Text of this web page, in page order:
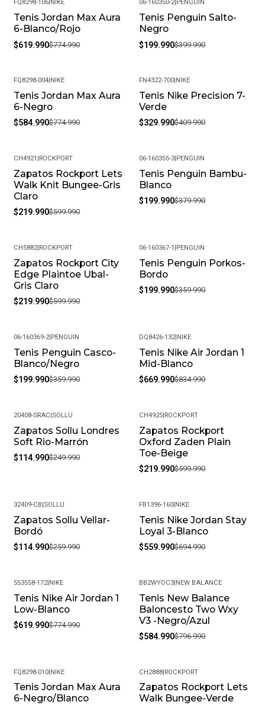
-20%
FQ8298-106| NIKE
Tenis Jordan Max Aura
6-Blanco/Rojo
$619.990$774.990
-50%
06-160350-2| PENGUIN
Tenis Penguin Salto-
Negro
$199.990$399.990
-25%
FQ8298-004| NIKE
Tenis Jordan Max Aura
6-Negro
$584.990$774.990
-20%
FN4322-700 NIKE
Tenis Nike Precision 7-
Verde
$329.990$409.990
-63%
CH4921 ROCKPORT
Zapatos Rockport Lets
Walk Knit Bungee-Gris
Claro
$219.990$599.990
-47%
06-160355-3 PENGUIN
Tenis Penguin Bambu-
Blanco
$199.990$379.990
-63%
CH5882| ROCKPORT
Zapatos Rockport City
Edge Plaintoe Ubal-
Gris Claro
$219.990$599.990
-44%
06-160367-1 PENGUIN
Tenis Penguin Porkos-
Bordo
$199.990$359.990
-44%
06-160369-2| PENGUIN
Tenis Penguin Casco-
Blanco/Negro
$199.990$359.990
-20%
DQ8426-132| NIKE
Tenis Nike Air Jordan 1
Mid-Blanco
$669.990$834.990
-54%
20408-SRAC SOLLU
Zapatos Sollu Londres
Soft Rio-Marrón
$114.990$249.990
-63%
CH4925 ROCKPORT
Zapatos Rockport
Oxford Zaden Plain
Toe-Beige
$219.990$599.990
-56%
32409-CB|SOLLU
Zapatos Sollu Vellar-
Bordó
$114.990$259.990
-19%
FB1396-160|NIKE
Tenis Nike Jordan Stay
Loyal 3-Blanco
$559.990$694.990
-20%
553558-172|NIKE
Tenis Nike Air Jordan 1
Low-Blanco
$619.990$774.990
-27%
BB2WYOC3|NEW BALANCE
Tenis New Balance
Baloncesto Two Wxy
V3 -Negro/Azul
$584.990$796.990
-20%
FQ8298-010|NIKE
Tenis Jordan Max Aura
6-Negro/Blanco
-63%
CH2888|ROCKPORT
Zapatos Rockport Lets
Walk Bungee-Verde